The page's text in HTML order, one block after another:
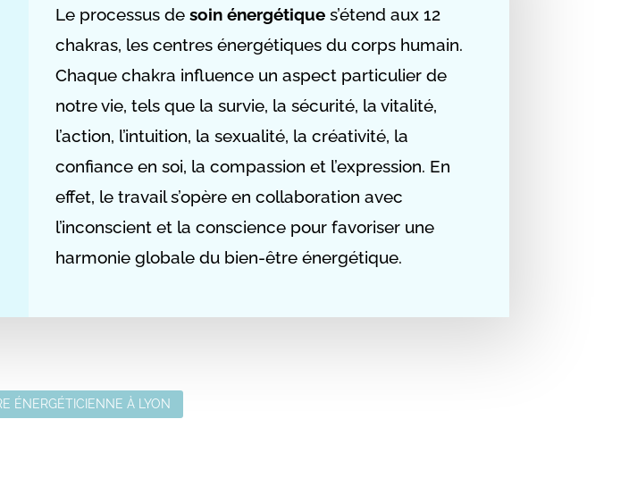
Le processus de soin énergétique s’étend aux 12
chakras, les centres énergétiques du corps humain.
Chaque chakra influence un aspect particulier de
notre vie, tels que la survie, la sécurité, la vitalité,
l’action, l’intuition, la sexualité, la créativité, la
confiance en soi, la compassion et l’expression. En
effet, le travail s’opère en collaboration avec
l’inconscient et la conscience pour favoriser une
harmonie globale du bien-être énergétique.
ÉNERGÉTICIENNE À LYON